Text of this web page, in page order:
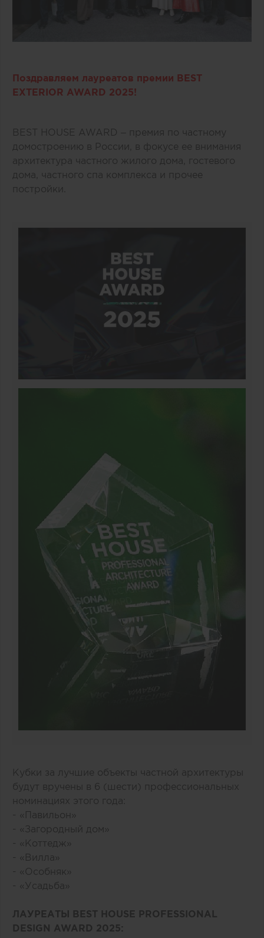
Поздравляем лауреатов премии BEST
EXTERIOR AWARD 2025!
BEST HOUSE AWARD – премия по частному
домостроению в России, в фокусе ее внимания
архитектура частного жилого дома, гостевого
дома, частного спа комплекса и прочее
постройки.
Кубки за лучшие объекты частной архитектуры
будут вручены в 6 (шести) профессиональных
номинациях этого года:
- «Павильон»
- «Загородный дом»
- «Коттедж»
- «Вилла»
- «Особняк»
- «Усадьба»
ЛАУРЕАТЫ BEST HOUSE PROFESSIONAL
DESIGN AWARD 2025: